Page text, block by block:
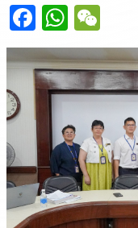
F
a
c
e
b
o
o
k
W
h
at
s
A
p
p
e
C
h
at